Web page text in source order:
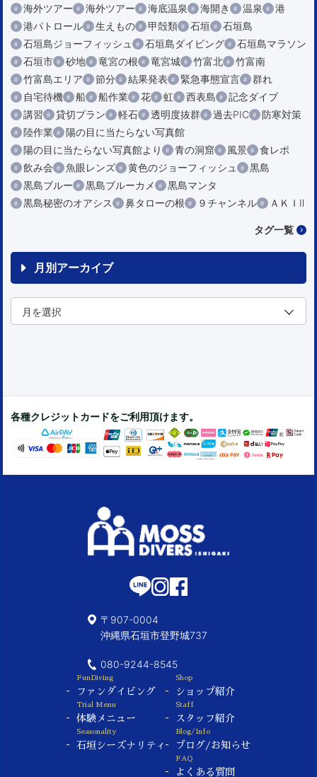
海外ツアー
海外ツアー 海底温泉 海開き 温泉
港
港パトロール
生えもの 甲殻類 石垣
石垣島
石垣島ジョーフィッシュ
石垣島ダイビング
石垣島マラソン
石垣市
砂地 竜宮の根 竜宮城 竹富北
竹富南
竹富島エリア
節分 結果発表 緊急事態宣言
群れ
自宅待機
船 船作業 花 虹 西表島
記念ダイブ
講習
貸切プラン 軽石 透明度抜群 過去PIC
防寒対策
陸作業
陽の目に当たらない写真館
陽の目に当たらない写真館より
青の洞窟 風景
食レポ
飲み会
魚眼レンズ 黄色のジョーフィッシュ
黒島
黒島ブルー
黒島ブルーカメ
黒島マンタ
黒島秘密のオアシス
鼻タローの根 ９チャンネル ＡＫＩⅡ
タグ一覧
月別アーカイブ
各種クレジットカードをご利用頂けます。
〒907-0004
沖縄県石垣市登野城737
080-9244-8545
FunDiving
ファンダイビング
Trial Menu
体験メニュー
Seasonality
石垣シーズナリティ
Shop
ショップ紹介
Staff
スタッフ紹介
Blog/Info
ブログ/お知らせ
FAQ
よくある質問